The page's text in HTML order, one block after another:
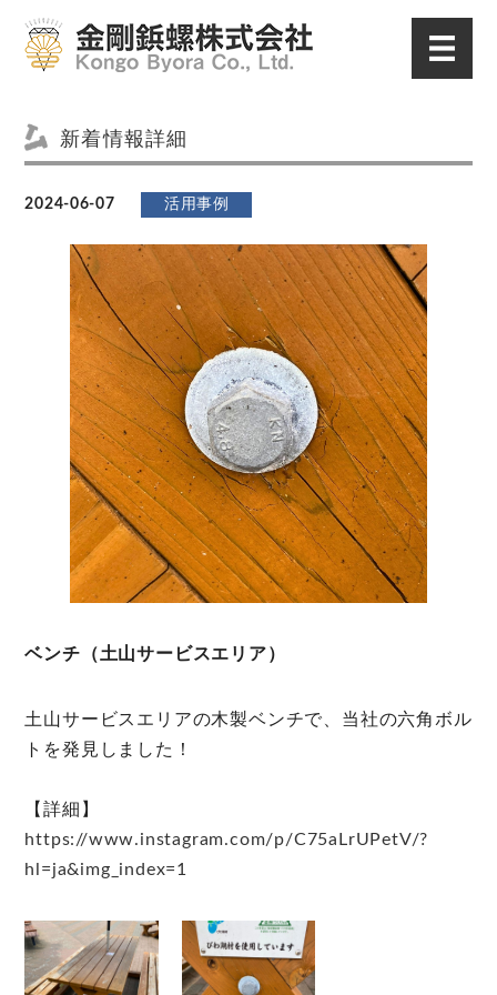
新着情報詳細
2024-06-07 活用事例
ベンチ（土山サービスエリア）
土山サービスエリアの木製ベンチで、当社の六角ボル
トを発見しました！
【詳細】
https://www.instagram.com/p/C75aLrUPetV/?
hl=ja&img_index=1